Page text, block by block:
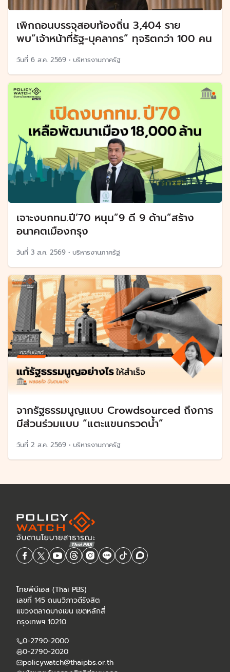
เพิกถอนบรรจุสอบท้องถิ่น 3,404 ราย
พบ”เจ้าหน้าที่รัฐ-บุคลากร” ทุจริตกว่า 100 คน
วันที่ 6 ส.ค. 2569 • บริหารงานภาครัฐ
เจาะงบกทม.ปี’70 หนุน”9 ดี 9 ด้าน”สร้าง
อนาคตเมืองกรุง
วันที่ 3 ส.ค. 2569 • บริหารงานภาครัฐ
จากรัฐธรรมนูญแบบ Crowdsourced ถึงการ
มีส่วนร่วมแบบ “แตะแขนกรวดน้ำ”
วันที่ 2 ส.ค. 2569 • บริหารงานภาครัฐ
ไทยพีบีเอส (Thai PBS)
เลขที่ 145 ถนนวิภาวดีรังสิต
แขวงตลาดบางเขน เขตหลักสี่
กรุงเทพฯ 10210
0-2790-2000
0-2790-2020
policywatch@thaipbs.or.th